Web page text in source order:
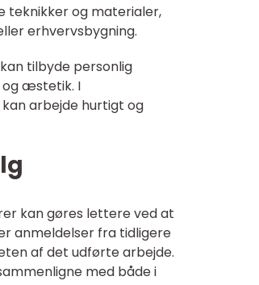
og materialer,
erhvervsbygning.
tilbyde personlig
og æstetik. I
arbejde hurtigt og
kan gøres lettere ved at
anmeldelser fra tidligere
af det udførte arbejde.
med både i